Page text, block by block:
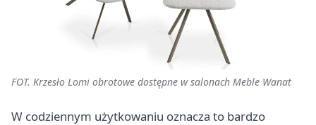
FOT. Krzesło Lomi obrotowe dostępne w salonach Meble Wanat
W codziennym użytkowaniu oznacza to bardzo